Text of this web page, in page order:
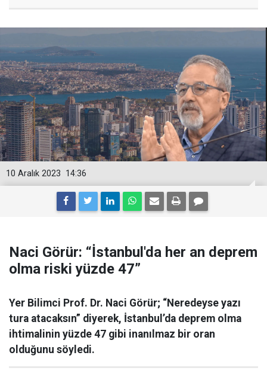
14:36
10 Aralık 2023
Naci Görür: “İstanbul'da her an deprem
olma riski yüzde 47”
Yer Bilimci Prof. Dr. Naci Görür; “Neredeyse yazı
tura atacaksın” diyerek, İstanbul’da deprem olma
ihtimalinin yüzde 47 gibi inanılmaz bir oran
olduğunu söyledi.